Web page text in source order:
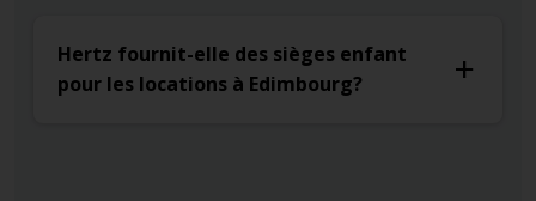
Hertz fournit-elle des sièges enfant
pour les locations à Edimbourg?